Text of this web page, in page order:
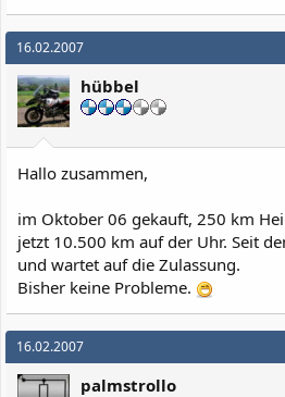
16.02.2007
hübbel
Hallo zusammen,
im Oktober 06 gekauft, 250 km
jetzt 10.500 km auf der Uhr. Seit
und wartet auf die Zulassung.
Bisher keine Probleme.
16.02.2007
palmstrollo